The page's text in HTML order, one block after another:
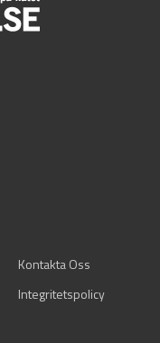
Kontakta Oss
Integritetspolicy